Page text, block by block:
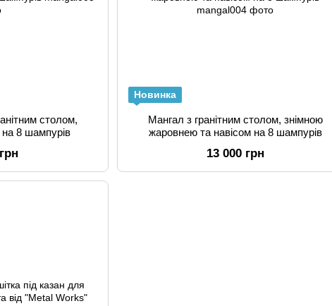
столом,
8 шампурів
Новинка
Мангал з гранітним столом, знімною
жаровнею та навісом на 8 шампурів
13 000 грн